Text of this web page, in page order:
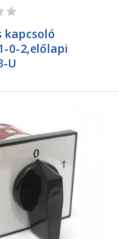
kapcsoló
0-2,előlapi
U